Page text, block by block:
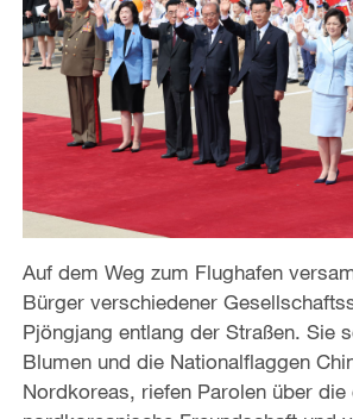
Auf dem Weg zum Flughafen
Bürger verschiedener
Pjöngjang entlang der Straßen. Sie
Blumen und die Nationalflaggen
Nordkoreas, riefen Parolen über die